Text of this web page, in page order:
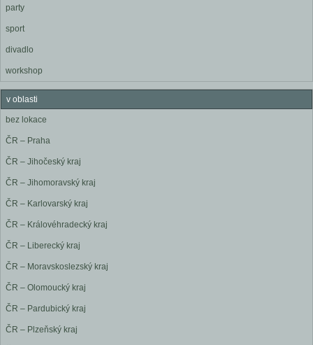
party
sport
divadlo
workshop
v oblasti
bez lokace
ČR – Praha
ČR – Jihočeský kraj
ČR – Jihomoravský kraj
ČR – Karlovarský kraj
ČR – Královéhradecký kraj
ČR – Liberecký kraj
ČR – Moravskoslezský kraj
ČR – Olomoucký kraj
ČR – Pardubický kraj
ČR – Plzeňský kraj